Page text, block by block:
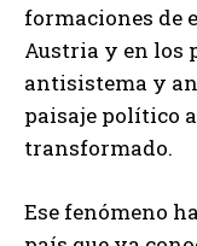
formaciones de
Austria y en los
antisistema y
paisaje político
transformado.
Ese fenómeno